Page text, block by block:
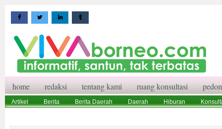
home redaksi tentang kami ruang konsultasi
Artikel Berita Berita Daerah Daerah Hiburan